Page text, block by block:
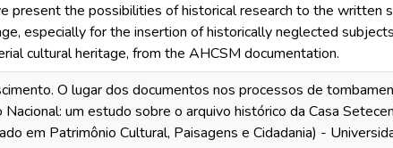
present the possibilities of historical research to the written
especially for the insertion of historically neglected
cultural heritage, from the AHCSM documentation.
O lugar dos documentos nos processos de
um estudo sobre o arquivo histórico da Casa
em Patrimônio Cultural, Paisagens e Cidadania) -